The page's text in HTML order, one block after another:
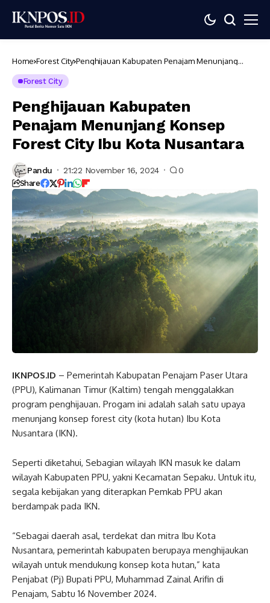
Home Forest City Penghijauan Kabupaten Penajam Menunjang
Forest City
Penghijauan Kabupaten
Penajam Menunjang Konsep
Forest City Ibu Kota Nusantara
Pandu 21:22 November 16, 2024 0
Share
IKNPOS.ID – Pemerintah Kabupatan Penajam Paser Utara
(PPU), Kalimanan Timur (Kaltim) tengah menggalakkan
program penghijauan. Progam ini adalah salah satu upaya
menunjang konsep forest city (kota hutan) Ibu Kota
Nusantara (IKN).
Seperti diketahui, Sebagian wilayah IKN masuk ke dalam
wilayah Kabupaten PPU, yakni Kecamatan Sepaku. Untuk itu,
segala kebijakan yang diterapkan Pemkab PPU akan
berdampak pada IKN.
“Sebagai daerah asal, terdekat dan mitra Ibu Kota
Nusantara, pemerintah kabupaten berupaya menghijaukan
wilayah untuk mendukung konsep kota hutan,” kata
Penjabat (Pj) Bupati PPU, Muhammad Zainal Arifin di
Penajam, Sabtu 16 November 2024.